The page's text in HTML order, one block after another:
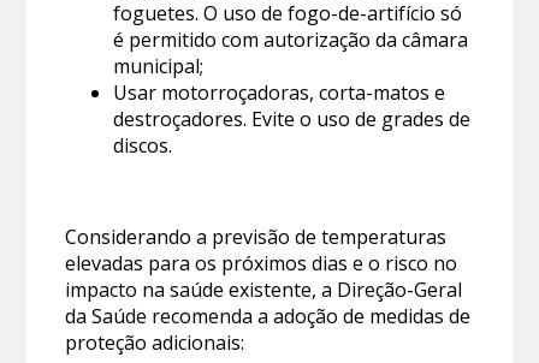
foguetes. O uso de fogo-de-artifício só
é permitido com autorização da câmara
municipal;
Usar motorroçadoras, corta-matos e
destroçadores. Evite o uso de grades de
discos.
Considerando a previsão de temperaturas
elevadas para os próximos dias e o risco no
impacto na saúde existente, a Direção-Geral
da Saúde recomenda a adoção de medidas de
proteção adicionais: